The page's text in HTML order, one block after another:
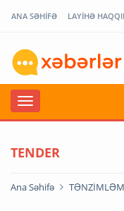
ANA SƏHİFƏ LAYİHƏ
TENDER
Ana Səhifə